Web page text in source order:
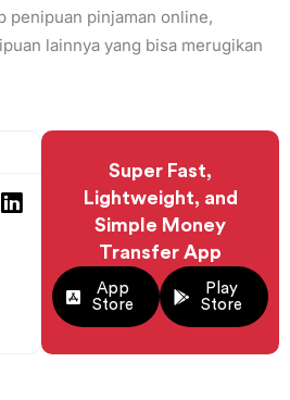
penipuan pinjaman online,
lainnya yang bisa merugikan
Super Fast,
Lightweight, and
Simple Money
Transfer App
App
Store
Play
Store